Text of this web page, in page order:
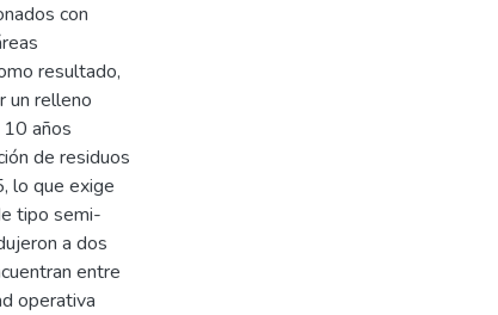
con
resultado,
un relleno
años
de residuos
lo que exige
tipo semi-
a dos
entre
operativa